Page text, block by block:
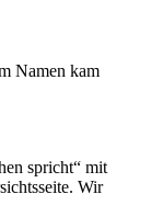
Namen kam
spricht“ mit
Wir